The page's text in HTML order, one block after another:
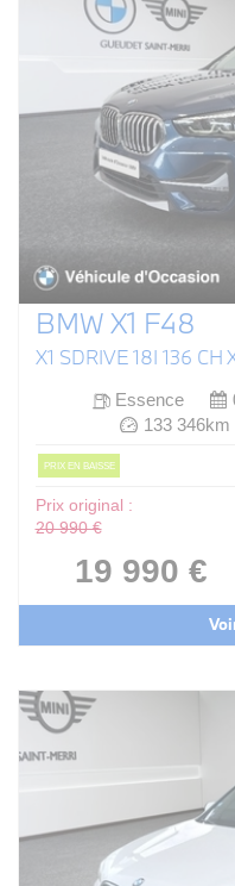
BMW X1 F48
X1 SDRIVE 18I 136 CH
Essence
133 346km
PRIX EN BAISSE
Prix original :
20 990 €
19 990 €